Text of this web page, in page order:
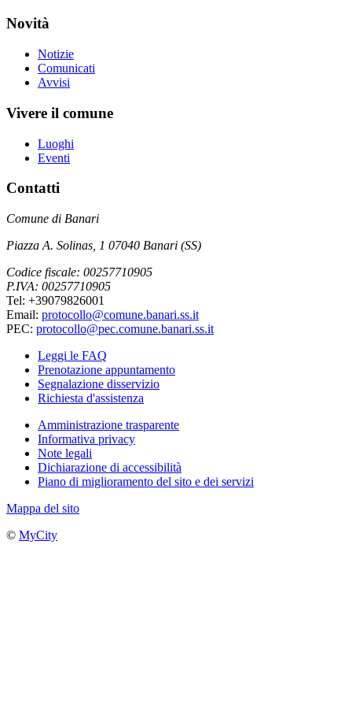
Novità
Notizie
Comunicati
Avvisi
Vivere il comune
Luoghi
Eventi
Contatti
Comune di Banari
Piazza A. Solinas, 1 07040 Banari (SS)
Codice fiscale: 00257710905
P.IVA: 00257710905
Tel: +39079826001
Email: protocollo@comune.banari.ss.it
PEC: protocollo@pec.comune.banari.ss.it
Leggi le FAQ
Prenotazione appuntamento
Segnalazione disservizio
Richiesta d'assistenza
Amministrazione trasparente
Informativa privacy
Note legali
Dichiarazione di accessibilità
Piano di miglioramento del sito e dei servizi
Mappa del sito
© MyCity